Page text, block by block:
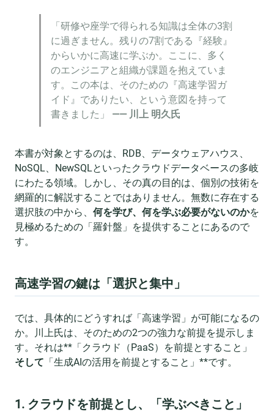
「研修や座学で得られる知識は全体の3割
に過ぎません。残りの7割である『経験』
からいかに高速に学ぶか。ここに、多く
のエンジニアと組織が課題を抱えていま
す。この本は、そのための『高速学習ガ
イド』でありたい、という意図を持って
書きました」 —— 川上 明久氏
本書が対象とするのは、RDB、データウェアハウス、
NoSQL、NewSQLといったクラウドデータベースの多岐
にわたる領域。しかし、その真の目的は、個別の技術を
網羅的に解説することではありません。無数に存在する
選択肢の中から、 何を学び、何を学ぶ必要がないのかを
見極めるための「羅針盤」を提供することにあるので
す。
高速学習の鍵は「選択と集中」
では、具体的にどうすれば「高速学習」が可能になるの
か。川上氏は、そのための2つの強力な前提を提示しま
す。それは**「クラウド（PaaS）を前提とすること」
そして 「生成AIの活用を前提とすること」**です。
1. クラウドを前提とし、「学ぶべきこと」